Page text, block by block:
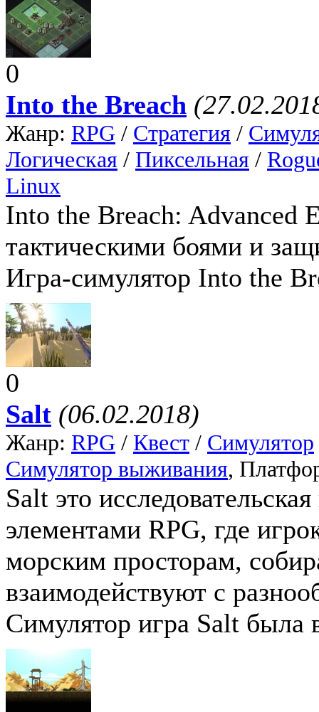
0
Into the Breach
Жанр: RPG / Стратегия /
Логическая / Пиксельная /
Linux
Into the Breach: Advanced
тактическими боями и
Игра-симулятор Into the
0
Salt (06.02.2018)
Жанр: RPG / Квест / Симулятор
Симулятор выживания,
Salt это
элементами RPG, где
морским просторам,
взаимодействуют с
Симулятор игра Salt